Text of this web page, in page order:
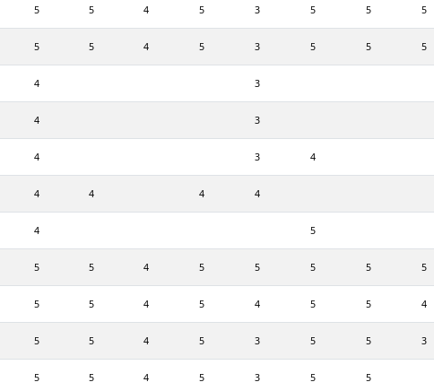
5 5 4 5 3 5 5 5
5 5 4 5 3 5 5 5
4 3
4 3
4 3 4
4 4 4 4
4 5
5 5 4 5 5 5 5 5
5 5 4 5 4 5 5 4
5 5 4 5 3 5 5 3
5 5 4 5 3 5 5